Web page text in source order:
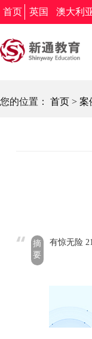
新通教育 新通留
首页 英国 澳大利
您的位置： 首页 > 案
摘
要
有惊无险